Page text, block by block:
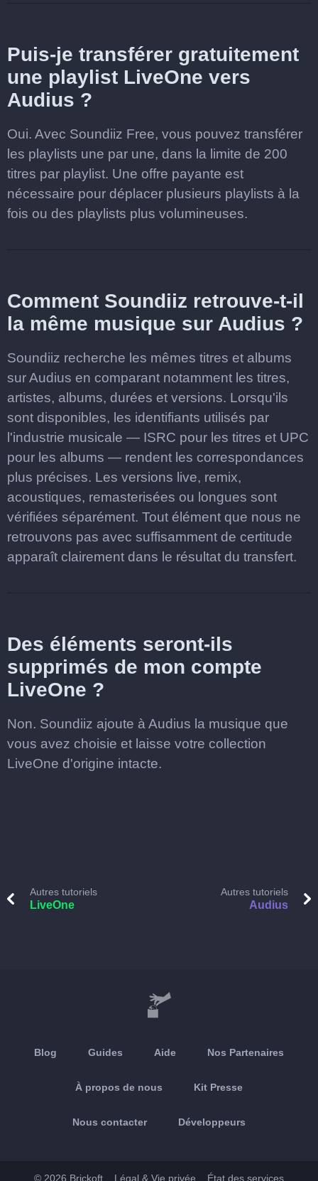
Puis-je transférer gratuitement
une playlist LiveOne vers
Audius ?
Oui. Avec Soundiiz Free, vous pouvez transférer
les playlists une par une, dans la limite de 200
titres par playlist. Une offre payante est
nécessaire pour déplacer plusieurs playlists à la
fois ou des playlists plus volumineuses.
Comment Soundiiz retrouve-t-il
la même musique sur Audius ?
Soundiiz recherche les mêmes titres et albums
sur Audius en comparant notamment les titres,
artistes, albums, durées et versions. Lorsqu'ils
sont disponibles, les identifiants utilisés par
l'industrie musicale — ISRC pour les titres et UPC
pour les albums — rendent les correspondances
plus précises. Les versions live, remix,
acoustiques, remasterisées ou longues sont
vérifiées séparément. Tout élément que nous ne
retrouvons pas avec suffisamment de certitude
apparaît clairement dans le résultat du transfert.
Des éléments seront-ils
supprimés de mon compte
LiveOne ?
Non. Soundiiz ajoute à Audius la musique que
vous avez choisie et laisse votre collection
LiveOne d'origine intacte.
Autres tutoriels
LiveOne
Autres tutoriels
Audius
Blog Guides Aide Nos Partenaires
À propos de nous Kit Presse
Nous contacter Développeurs
© 2026 Brickoft Légal & Vie privée État des services